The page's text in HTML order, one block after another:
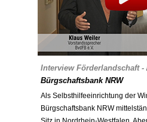
Interview Förderlandschaft -
Bürgschaftsbank NRW
Als Selbsthilfeeinrichtung der
Bürgschaftsbank NRW